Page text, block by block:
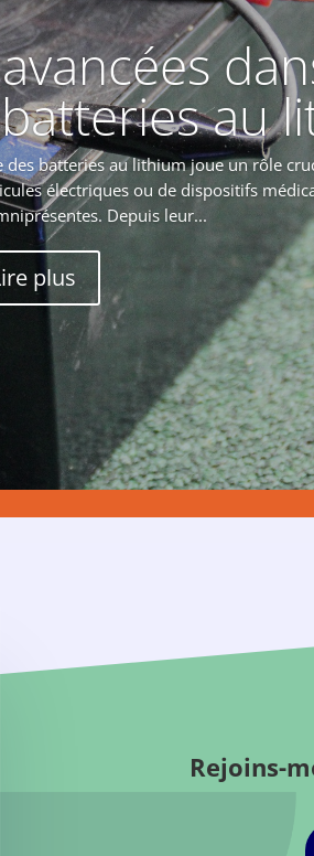
au
batteries au lithium joue un rôle
électriques ou de dispositifs
Depuis leur...
plus
Rejoins-